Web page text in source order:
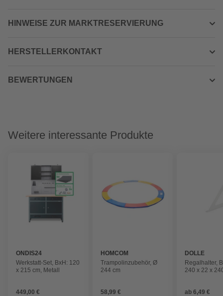
HINWEISE ZUR MARKTRESERVIERUNG
HERSTELLERKONTAKT
BEWERTUNGEN
Weitere interessante Produkte
ONDIS24
Werkstatt-Set, BxH: 120
x 215 cm, Metall
449,00 €
HOMCOM
Trampolinzubehör, Ø
244 cm
58,99 €
DOLLE
Regalhalter,
240 x 22 x
ab6,49 €